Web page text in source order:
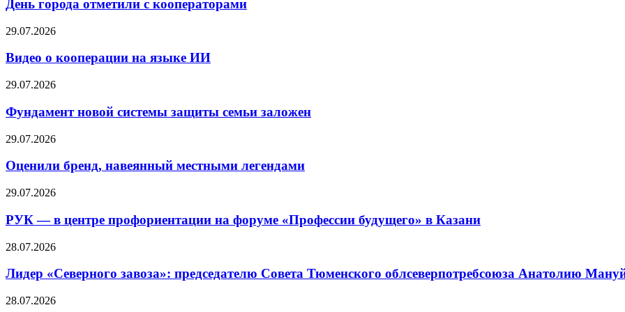
День города отметили с кооператорами
29.07.2026
Видео о кооперации на языке ИИ
29.07.2026
Фундамент новой системы защиты семьи заложен
29.07.2026
Оценили бренд, навеянный местными легендами
29.07.2026
РУК — в центре профориентации на форуме «Профессии будущего» в Казани
28.07.2026
Лидер «Северного завоза»: председателю Совета Тюменского облсеверпотребсоюза Анатолию
28.07.2026